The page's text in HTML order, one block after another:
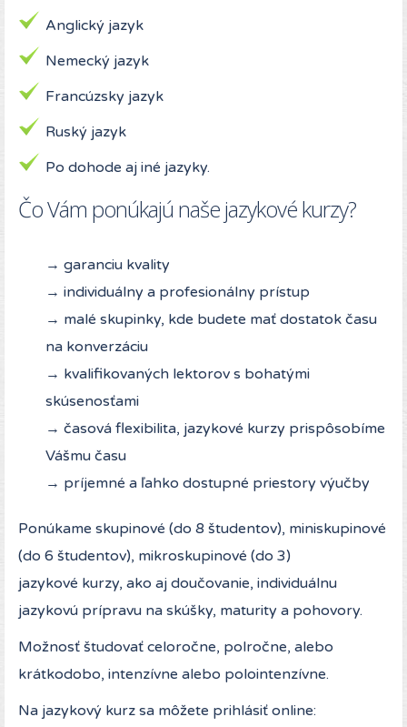
Anglický jazyk
Nemecký jazyk
Francúzsky jazyk
Ruský jazyk
Po dohode aj iné jazyky.
Čo Vám ponúkajú naše jazykové kurzy?
→ garanciu kvality
→ individuálny a profesionálny prístup
→ malé skupinky, kde budete mať dostatok času
na konverzáciu
→ kvalifikovaných lektorov s bohatými
skúsenosťami
→ časová flexibilita, jazykové kurzy prispôsobíme
Vášmu času
→ príjemné a ľahko dostupné priestory výučby
Ponúkame skupinové (do 8 študentov), miniskupinové
(do 6 študentov), mikroskupinové (do 3)
jazykové kurzy, ako aj doučovanie, individuálnu
jazykovú prípravu na skúšky, maturity a pohovory.
Možnosť študovať celoročne, polročne, alebo
krátkodobo, intenzívne alebo polointenzívne.
Na jazykový kurz sa môžete prihlásiť online: